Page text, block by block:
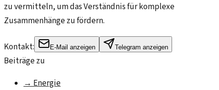
zu vermitteln, um das Verständnis für komplexe
Zusammenhänge zu fördern.
Kontakt: E-Mail anzeigen Telegram anzeigen
Beiträge zu
→Energie